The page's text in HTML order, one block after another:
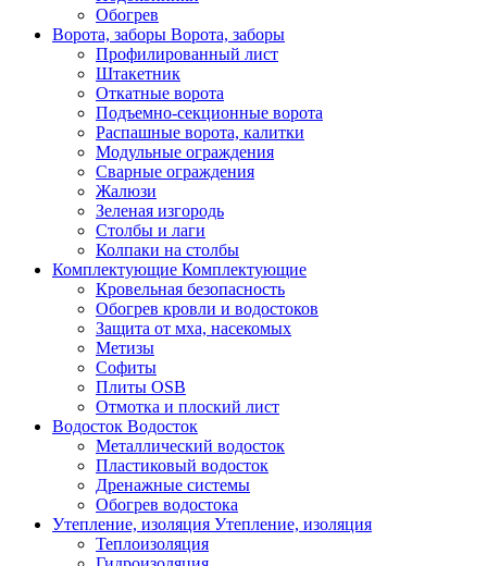
Обогрев
Ворота, заборы Ворота, заборы
Профилированный лист
Штакетник
Откатные ворота
Подъемно-секционные ворота
Распашные ворота, калитки
Модульные ограждения
Сварные ограждения
Жалюзи
Зеленая изгородь
Столбы и лаги
Колпаки на столбы
Комплектующие Комплектующие
Кровельная безопасность
Обогрев кровли и водостоков
Защита от мха, насекомых
Метизы
Софиты
Плиты OSB
Отмотка и плоский лист
Водосток Водосток
Металлический водосток
Пластиковый водосток
Дренажные системы
Обогрев водостока
Утепление, изоляция Утепление, изоляция
Теплоизоляция